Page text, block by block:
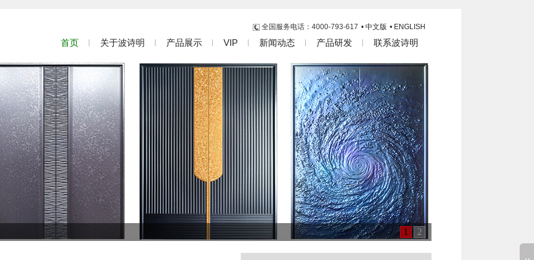
全国服务电话：4000-793-617 • 中文版 • ENGLISH
首页 关于波诗明 产品展示 VIP 新闻动态 产品研发 联系波诗明
1 2